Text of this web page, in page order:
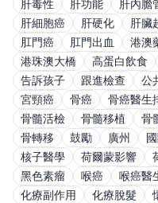
肝毒性
肝功能 肝內膽
肝細胞癌
肝硬化 肝臟
肛門癌
肛門出血 港澳
港珠澳大橋
高蛋白飲食
告訴孩子
跟進檢查 公
宮頸癌
骨癌 骨癌醫生
骨髓活檢
骨髓移植 骨
骨轉移
鼓勵 廣州
核子醫學
荷爾蒙影響
黑色素瘤
喉癌 喉癌醫
化療副作用
化療脫髮